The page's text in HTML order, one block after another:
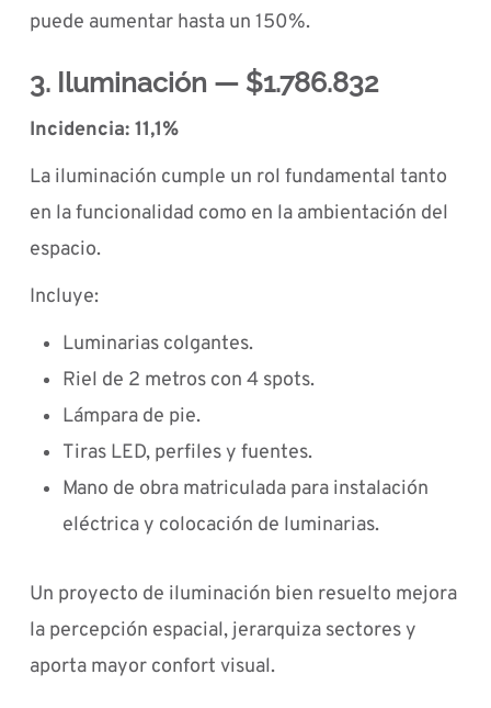
puede aumentar hasta un 150%.
3. Iluminación — $1.786.832
Incidencia: 11,1%
La iluminación cumple un rol fundamental tanto
en la funcionalidad como en la ambientación del
espacio.
Incluye:
Luminarias colgantes.
Riel de 2 metros con 4 spots.
Lámpara de pie.
Tiras LED, perfiles y fuentes.
Mano de obra matriculada para instalación
eléctrica y colocación de luminarias.
Un proyecto de iluminación bien resuelto mejora
la percepción espacial, jerarquiza sectores y
aporta mayor confort visual.